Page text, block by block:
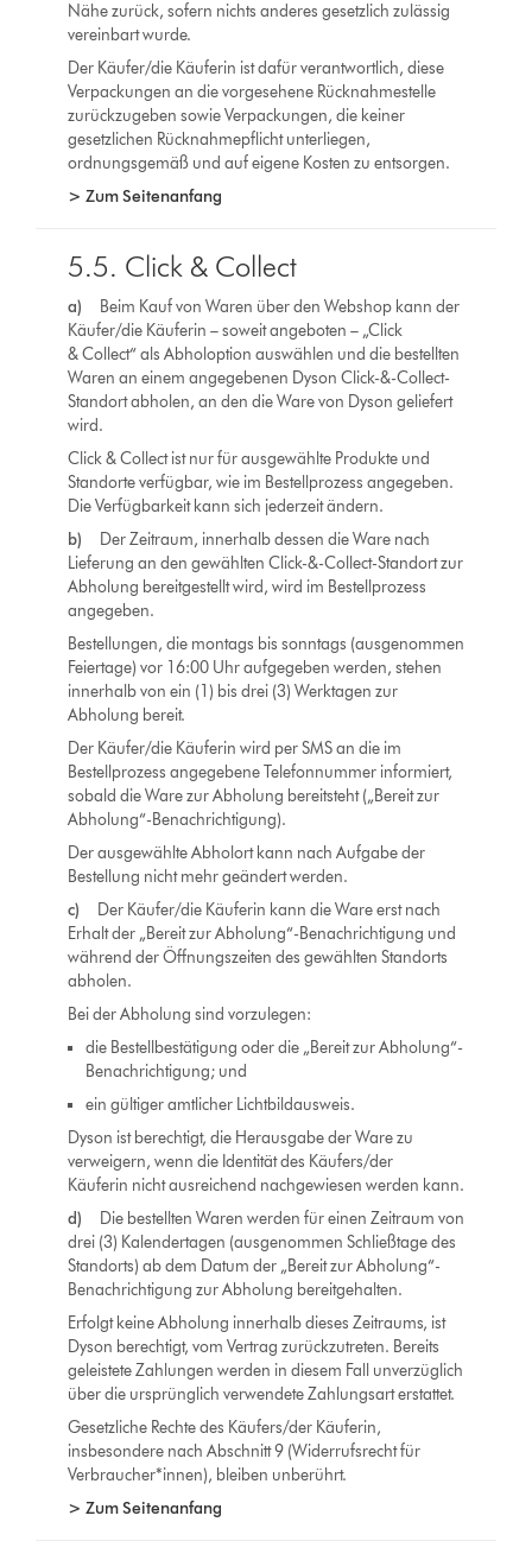
Nähe zurück, sofern nichts anderes gesetzlich zulässig
vereinbart wurde.
Der Käufer/die Käuferin ist dafür verantwortlich, diese
Verpackungen an die vorgesehene Rücknahmestelle
zurückzugeben sowie Verpackungen, die keiner
gesetzlichen Rücknahmepflicht unterliegen,
ordnungsgemäß und auf eigene Kosten zu entsorgen.
> Zum Seitenanfang
5.5. Click & Collect
a)
Beim Kauf von Waren über den Webshop kann der
Käufer/die Käuferin – soweit angeboten – „Click
& Collect“ als Abholoption auswählen und die bestellten
Waren an einem angegebenen Dyson Click-&-Collect-
Standort abholen, an den die Ware von Dyson geliefert
wird.
Click & Collect ist nur für ausgewählte Produkte und
Standorte verfügbar, wie im Bestellprozess angegeben.
Die Verfügbarkeit kann sich jederzeit ändern.
b) Der Zeitraum, innerhalb dessen die Ware nach
Lieferung an den gewählten Click-&-Collect-Standort zur
Abholung bereitgestellt wird, wird im Bestellprozess
angegeben.
Bestellungen, die montags bis sonntags (ausgenommen
Feiertage) vor 16:00 Uhr aufgegeben werden, stehen
innerhalb von ein (1) bis drei (3) Werktagen zur
Abholung bereit.
Der Käufer/die Käuferin wird per SMS an die im
Bestellprozess angegebene Telefonnummer informiert,
sobald die Ware zur Abholung bereitsteht („Bereit zur
Abholung“-Benachrichtigung).
Der ausgewählte Abholort kann nach Aufgabe der
Bestellung nicht mehr geändert werden.
c) Der Käufer/die Käuferin kann die Ware erst nach
Erhalt der „Bereit zur Abholung“-Benachrichtigung und
während der Öffnungszeiten des gewählten Standorts
abholen.
Bei der Abholung sind vorzulegen:
die Bestellbestätigung oder die „Bereit zur Abholung“-
Benachrichtigung; und
ein gültiger amtlicher Lichtbildausweis.
Dyson ist berechtigt, die Herausgabe der Ware zu
verweigern, wenn die Identität des Käufers/der
Käuferin nicht ausreichend nachgewiesen werden kann.
d)
Die bestellten Waren werden für einen Zeitraum von
drei (3) Kalendertagen (ausgenommen Schließtage des
Standorts) ab dem Datum der „Bereit zur Abholung“-
Benachrichtigung zur Abholung bereitgehalten.
Erfolgt keine Abholung innerhalb dieses Zeitraums, ist
Dyson berechtigt, vom Vertrag zurückzutreten. Bereits
geleistete Zahlungen werden in diesem Fall unverzüglich
über die ursprünglich verwendete Zahlungsart erstattet.
Gesetzliche Rechte des Käufers/der Käuferin,
insbesondere nach Abschnitt 9 (Widerrufsrecht für
Verbraucher*innen), bleiben unberührt.
> Zum Seitenanfang